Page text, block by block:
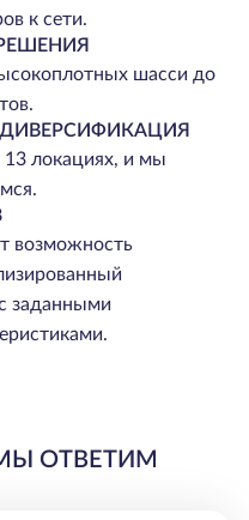
к сети.
шасси до
локациях, и мы
возможность
заданными
ОТВЕТИМ